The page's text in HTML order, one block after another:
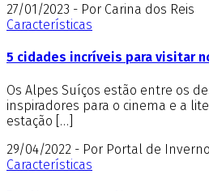
27/01/2023 - Por Carina dos Reis
Características
5 cidades incríveis para visitar
Os Alpes Suíços estão entre os
inspiradores para o cinema e a
estação […]
29/04/2022 - Por Portal de Inverno
Características